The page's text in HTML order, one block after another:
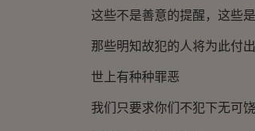
这些不是善意的提醒，这些是
那些明知故犯的人将为此付出
世上有种种罪恶
我们只要求你们不犯下无可饶